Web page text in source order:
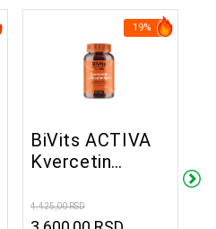
19%
BiVits ACTIVA
Kvercetin
tableta
4.425,00 RSD